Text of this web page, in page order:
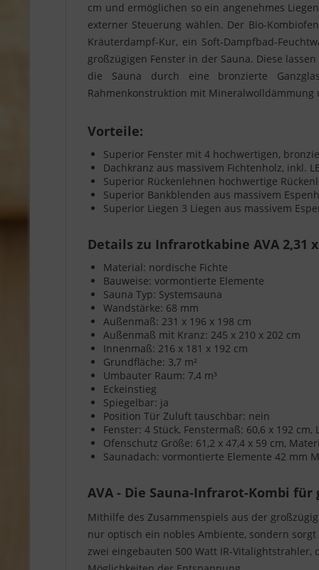
cm und ermöglichen so ein angenehmes
externer Steuerung wählen. Der Bio-
Kräuterdampf-Kur, ein Soft-Dampfbad-
großzügigen Fenster in der Sauna. Diese
die Sauna durch eine bronzierte
Rahmenkonstruktion mit
Vorteile:
Superior Fenster mit 4 hochwertigen,
Dachkranz aus massivem Fichtenholz, inkl.
Superior Rückenlehnen hochwertige
Superior Bankblenden aus massivem
Superior Liegen 3 Liegen aus massivem
Details zu Infrarotkabine AVA 2,31
Material: nordische Fichte
Bauweise: vormontierte Elemente
Sauna Typ: Systemsauna
Wandstärke: 68 mm
Außenmaß: 231 x 196 x 198 cm
Außenmaß mit Kranz: 245 x 210 x 202 cm
Innenmaß: 216 x 181 x 192 cm
Grundfläche: 3,7 m²
Umbauter Raum: 7,4 m³
Eckeinstieg
Spiegelbar: ja
Position Tür Zuluft tauschbar: nein
Fenster: 4 Stück, Fenstermaß: 60,6 x 192
Ofenschutz Größe: 61,2 x 47,4 x 59 cm,
Saunadach: vormontierte Elemente 42 mm
AVA - Die Sauna-Infrarot-Kombi für
Mithilfe des Zusammenspiels aus der
nur optisch ein nobles Ambiente, sondern
zwei eingebauten 500 Watt IR-